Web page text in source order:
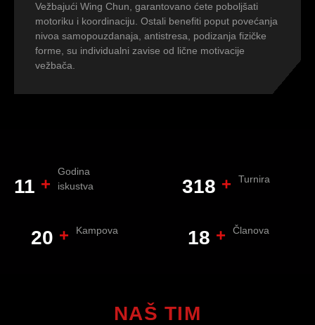
Vežbajući Wing Chun, garantovano ćete poboljšati
motoriku i koordinaciju. Ostali benefiti poput povećanja
nivoa samopouzdanaja, antistresa, podizanja fizičke
forme, su individualni zavise od lične motivacije
vežbača.
13 +
Godina
iskustva
387 + Turnira
24 + Kampova 21 + Članova
NAŠ TIM